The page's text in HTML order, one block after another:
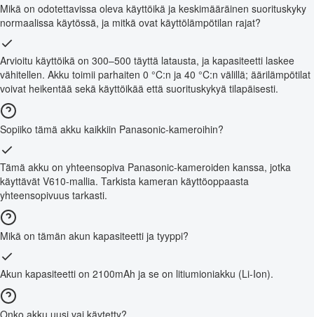
Mikä on odotettavissa oleva käyttöikä ja keskimääräinen suorituskyky
normaalissa käytössä, ja mitkä ovat käyttölämpötilan rajat?
Arvioitu käyttöikä on 300–500 täyttä latausta, ja kapasiteetti laskee
vähitellen. Akku toimii parhaiten 0 °C:n ja 40 °C:n välillä; äärilämpötilat
voivat heikentää sekä käyttöikää että suorituskykyä tilapäisesti.
Sopiiko tämä akku kaikkiin Panasonic-kameroihin?
Tämä akku on yhteensopiva Panasonic-kameroiden kanssa, jotka
käyttävät V610-mallia. Tarkista kameran käyttöoppaasta
yhteensopivuus tarkasti.
Mikä on tämän akun kapasiteetti ja tyyppi?
Akun kapasiteetti on 2100mAh ja se on litiumioniakku (Li-Ion).
Onko akku uusi vai käytetty?